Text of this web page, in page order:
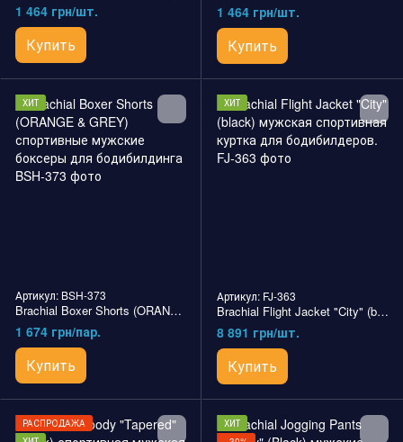
1 464 грн/шт.
Купить
1 464 грн/шт.
Купить
ХИТ
Артикул: BSH-373
Brachial Boxer Shorts (ORANGE & GREY) спортивные мужские боксеры для бодибилдинга
1 674 грн/пар.
Купить
ХИТ
Артикул: FJ-363
Brachial Flight Jacket "City" (black) мужская спортивная куртка для бодибилдеров.
8 891 грн/шт.
Купить
РАСПРОДАЖА
ХИТ